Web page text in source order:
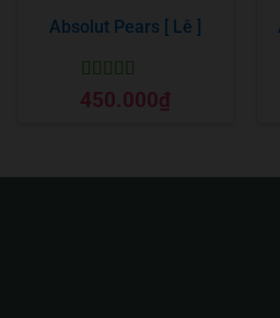
Absolut Pears [ Lê ]
Được xếp
hạng55 sao
450.000₫